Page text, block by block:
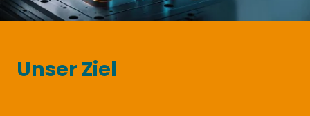
Unser Ziel